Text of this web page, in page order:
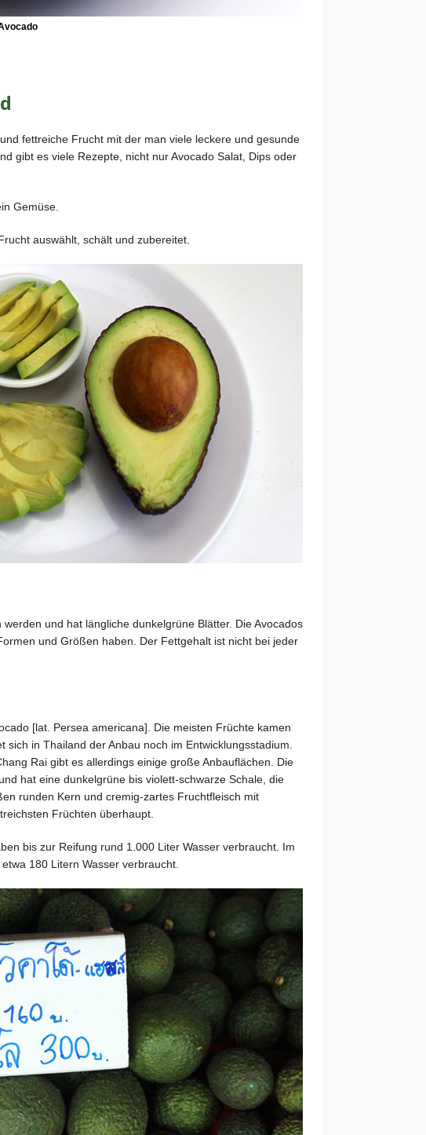
fettreiche Frucht mit der man viele leckere und gesunde
gibt es viele Rezepte, nicht nur Avocado Salat, Dips oder
Gemüse.
auswählt, schält und zubereitet.
und hat längliche dunkelgrüne Blätter. Die Avocados
und Größen haben. Der Fettgehalt ist nicht bei jeder
[lat. Persea americana]. Die meisten Früchte kamen
in Thailand der Anbau noch im Entwicklungsstadium.
Rai gibt es allerdings einige große Anbauflächen. Die
hat eine dunkelgrüne bis violett-schwarze Schale, die
runden Kern und cremig-zartes Fruchtfleisch mit
Früchten überhaupt.
bis zur Reifung rund 1.000 Liter Wasser verbraucht. Im
180 Litern Wasser verbraucht.